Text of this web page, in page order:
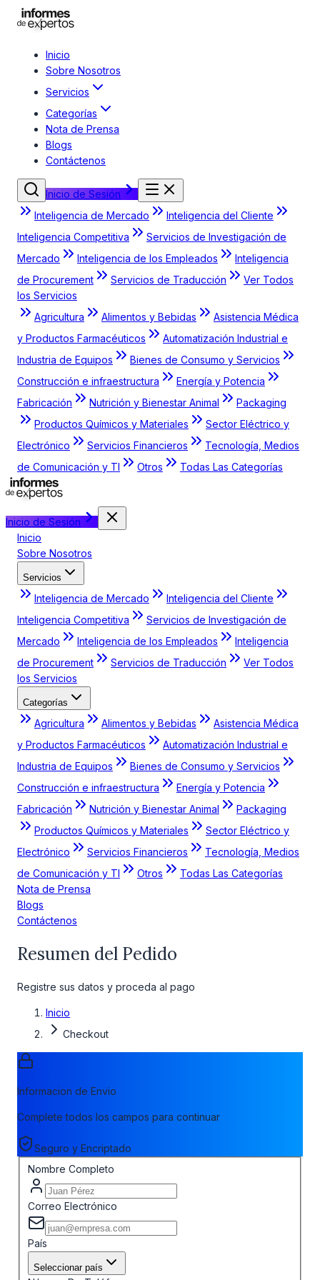
Inicio
Sobre Nosotros
Servicios
Categorías
Nota de Prensa
Blogs
Contáctenos
Inicio de Sesión
Inteligencia de Mercado
Inteligencia del Cliente
Inteligencia Competitiva
Servicios de Investigación de
Mercado
Inteligencia de los Empleados
Inteligencia
de Procurement
Servicios de Traducción
Ver Todos
los Servicios
Agricultura
Alimentos y Bebidas
Asistencia Médica
y Productos Farmacéuticos
Automatización Industrial e
Industria de Equipos
Bienes de Consumo y Servicios
Construcción e infraestructura
Energía y Potencia
Fabricación
Nutrición y Bienestar Animal
Packaging
Productos Químicos y Materiales
Sector Eléctrico y
Electrónico
Servicios Financieros
Tecnología, Medios
de Comunicación y TI
Otros Todas Las Categorías
Inicio de Sesión
Inicio
Sobre Nosotros
Servicios
Inteligencia de Mercado
Inteligencia del Cliente
Inteligencia Competitiva
Servicios de Investigación de
Mercado
Inteligencia de los Empleados
Inteligencia
de Procurement
Servicios de Traducción
Ver Todos
los Servicios
Categorías
Agricultura Alimentos y Bebidas
Asistencia Médica
y Productos Farmacéuticos
Automatización Industrial e
Industria de Equipos
Bienes de Consumo y Servicios
Construcción e infraestructura
Energía y Potencia
Fabricación
Nutrición y Bienestar Animal
Packaging
Productos Químicos y Materiales
Sector Eléctrico y
Electrónico
Servicios Financieros
Tecnología, Medios
de Comunicación y TI
Otros
Todas Las Categorías
Nota de Prensa
Blogs
Contáctenos
Resumen del Pedido
Registre sus datos y proceda al pago
Inicio
Checkout
Informacion de Envio
Complete todos los campos para continuar
Seguro y Encriptado
Nombre Completo
Correo Electrónico
País
Seleccionar país